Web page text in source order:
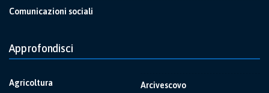
Comunicazioni sociali
Approfondisci
Agricoltura Arcivescovo